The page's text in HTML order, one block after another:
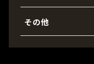
その他